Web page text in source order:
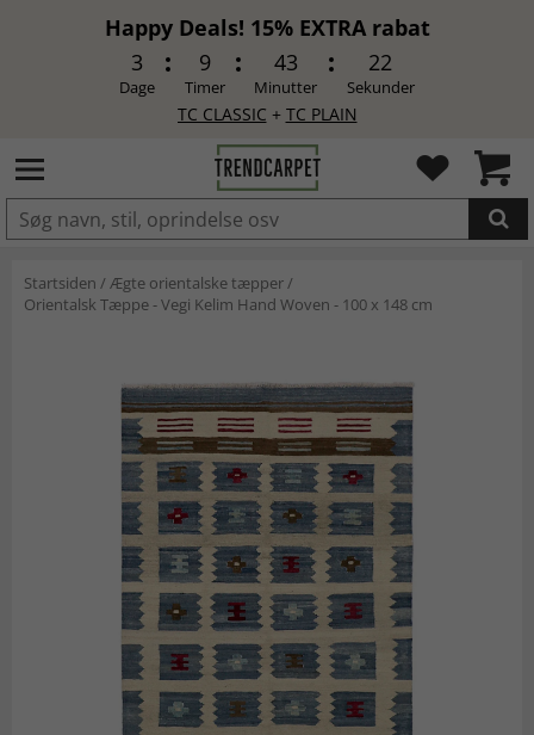
Happy Deals! 15% EXTRA rabat
3
Dage
9
Timer
43
Minutter
21
Sekunder
TC CLASSIC + TC PLAIN
LAGT I INDKØBSKURVEN.
Startsiden /Ægte orientalske tæpper/
Orientalsk Tæppe - Vegi Kelim Hand Woven - 100 x 148 cm